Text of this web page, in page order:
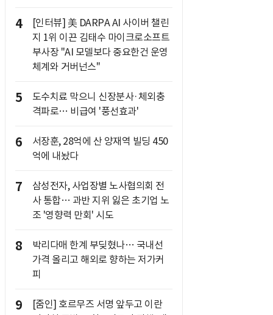
4
[인터뷰] 美 DARPA AI 사이버 챌린
지 1위 이끈 김태수 마이크로소프트
부사장 "AI 모델보다 중요한건 운영
체계와 거버넌스"
5
도수치료 막으니 신장분사·체외충
격파로… 비급여 '풍선효과'
6
서장훈, 28억에 산 양재역 빌딩 450
억에 내놨다
7
삼성전자, 사업장별 노사협의회 전
사 통합… 과반 지위 잃은 초기업 노
조 '영향력 만회' 시도
8
박리다매 한계 부딪혔나… 국내선
가격 올리고 해외로 향하는 저가커
피
9
[줌인] 호르무즈 서명 앞두고 이란